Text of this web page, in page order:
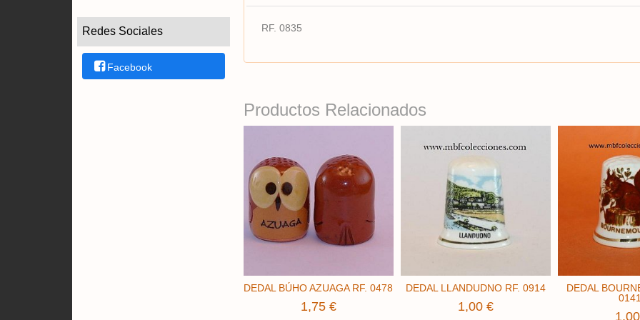
Redes Sociales
Facebook
RF. 0835
Productos Relacionados
DEDAL BÚHO AZUAGA RF. 0478
1,75 €
DEDAL LLANDUDNO RF. 0914
1,00 €
DEDAL